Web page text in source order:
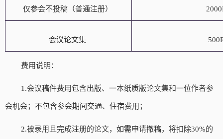
仅参会不投稿（普通注册）
会议论文集
费用说明：
1 .会议稿件费用包含出版、一本纸质版论文集和一位作者参
会机会；不包含参会期间交通、住宿费用；
2.被录用且完成注册的论文，如需申请撤稿，将扣除30%的